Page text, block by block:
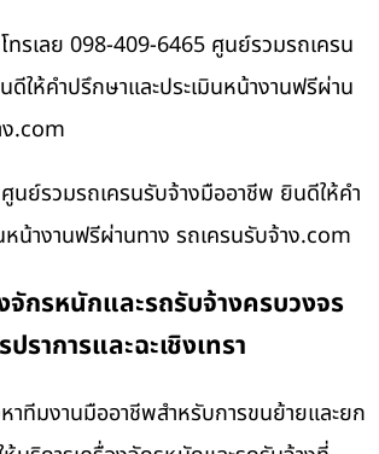
ทรเลย 098-409-6465 ศูนย์รวมรถเครน
ให้คำปรึกษาและประเมินหน้างานฟรีผ่าน
ง.com
นย์รวมรถเครนรับจ้างมืออาชีพ ยินดีให้คำ
หน้างานฟรีผ่านทาง รถเครนรับจ้าง.com
จักรหนักและรถรับจ้างครบวงจร
ราการและฉะเชิงเทรา
ทีมงานมืออาชีพสำหรับการขนย้ายและยก